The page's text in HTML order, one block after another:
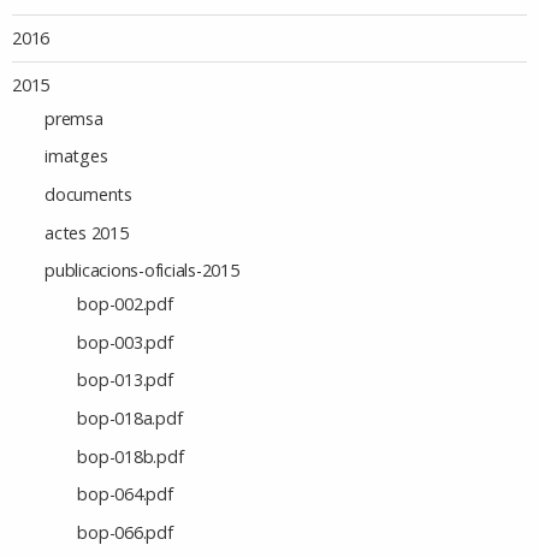
2016
2015
premsa
imatges
documents
actes 2015
publicacions-oficials-2015
bop-002.pdf
bop-003.pdf
bop-013.pdf
bop-018a.pdf
bop-018b.pdf
bop-064.pdf
bop-066.pdf